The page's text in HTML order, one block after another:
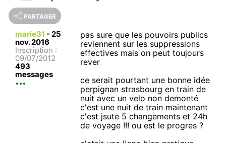
PARTAGER
marie31 - 25
nov. 2016
Inscription :
09/07/2012
493
messages
pas sure que les pouvoirs publics
reviennent sur les suppressions
effectives mais on peut toujours
rever
ce serait pourtant une bonne idée
perpignan strasbourg en train de
nuit avec un velo non demonté
c'est une nuit de train maintenant
c'est jsute 5 changements et 24h
de voyage !!! ou est le progres ?